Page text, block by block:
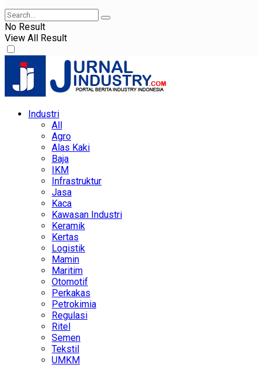
No Result
View All Result
Industri
All
Agro
Alas Kaki
Baja
IKM
Infrastruktur
Jasa
Kaca
Kawasan Industri
Keramik
Kertas
Logistik
Mamin
Maritim
Otomotif
Perkakas
Petrokimia
Regulasi
Ritel
Semen
Tekstil
UMKM